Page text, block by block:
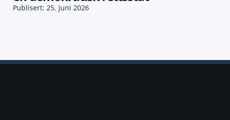
Publisert: 25. juni 2026